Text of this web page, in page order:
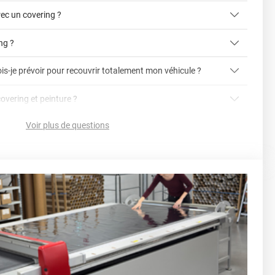
un covering ?
en cliquant ici
?
covering 3D
je prévoir pour recouvrir totalement mon véhicule ?
par le toit.)
3.
conseillers commerciaux
et peinture ?
à tout moment
cher
?Voir plus de questions